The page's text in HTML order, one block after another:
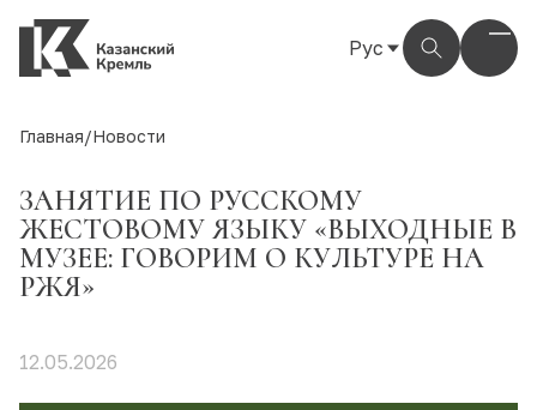
Рус
Главная/Новости
ЗАНЯТИЕ ПО РУССКОМУ
ЖЕСТОВОМУ ЯЗЫКУ «ВЫХОДНЫЕ В
МУЗЕЕ: ГОВОРИМ О КУЛЬТУРЕ НА
РЖЯ»
12.05.2026